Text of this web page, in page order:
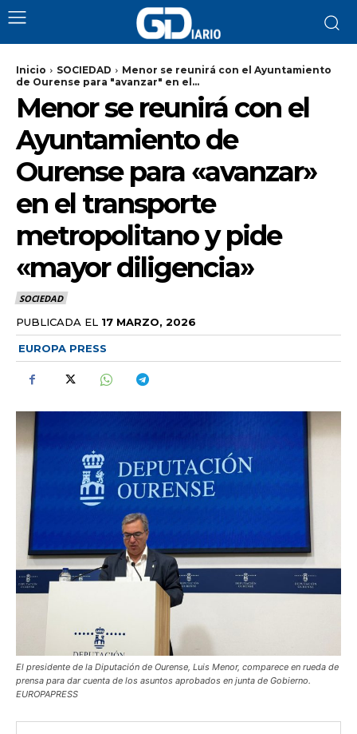
Inicio SOCIEDAD
Menor se reunirá con el Ayuntamiento
de Ourense para "avanzar" en el...
Menor se reunirá con el
Ayuntamiento de
Ourense para «avanzar»
en el transporte
metropolitano y pide
«mayor diligencia»
SOCIEDAD
PUBLICADA EL 17 MARZO, 2026
EUROPA PRESS
El presidente de la Diputación de Ourense, Luis Menor, comparece en rueda de
prensa para dar cuenta de los asuntos aprobados en junta de Gobierno.
EUROPAPRESS